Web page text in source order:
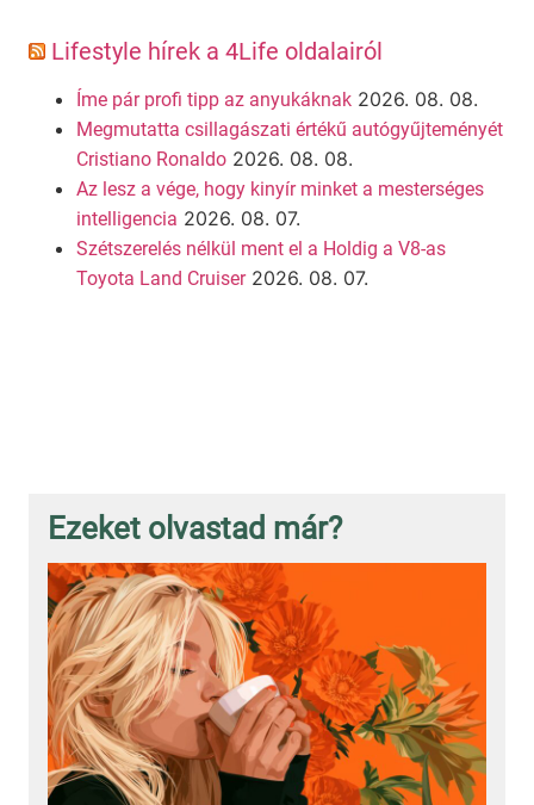
Lifestyle hírek a 4Life oldalairól
Íme pár profi tipp az anyukáknak 2026. 08. 08.
Megmutatta csillagászati értékű autógyűjteményét
Cristiano Ronaldo 2026. 08. 08.
Az lesz a vége, hogy kinyír minket a mesterséges
intelligencia 2026. 08. 07.
Szétszerelés nélkül ment el a Holdig a V8-as
Toyota Land Cruiser 2026. 08. 07.
Ezeket olvastad már?